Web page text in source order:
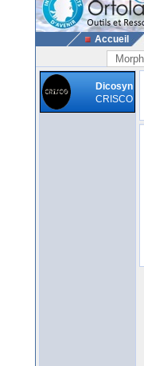
Accueil
Dicosyn
CRISCO